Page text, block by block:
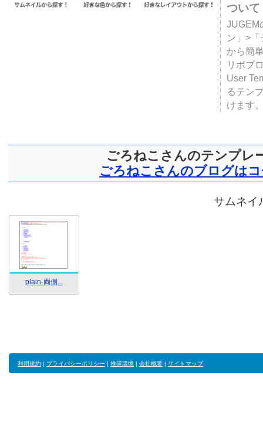
ついて
JUGEM
ン」>
から簡
リポブ
User
るテン
けます
ごろねこさんのテンプレ
ごろねこさんのブログは
サムネイ
plain-両側...
利用規約 | プライバシーポリシー | 推奨環境 | 会社概要 | サイトマップ